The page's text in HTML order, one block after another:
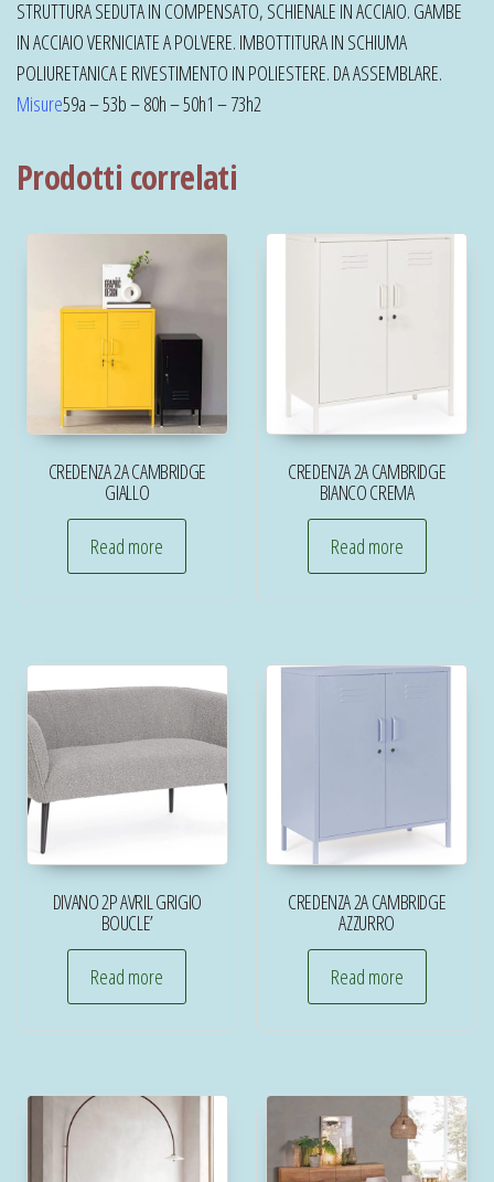
STRUTTURA SEDUTA IN COMPENSATO, SCHIENALE IN ACCIAIO. GAMBE
IN ACCIAIO VERNICIATE A POLVERE. IMBOTTITURA IN SCHIUMA
POLIURETANICA E RIVESTIMENTO IN POLIESTERE. DA ASSEMBLARE.
Misure59a – 53b – 80h – 50h1 – 73h2
Prodotti correlati
CREDENZA 2A CAMBRIDGE
GIALLO
Read more
CREDENZA 2A CAMBRIDGE
BIANCO CREMA
Read more
DIVANO 2P AVRIL GRIGIO
BOUCLE’
Read more
CREDENZA 2A CAMBRIDGE
AZZURRO
Read more